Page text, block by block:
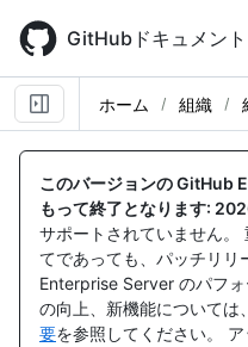
main
content
GitHubドキュメント
ホーム 組織
このバージョンの GitHub
もって終了となります:
サポートされていません。
てであっても、パッチリ
Enterprise Server のパフ
の向上、新機能については
要を参照してください。